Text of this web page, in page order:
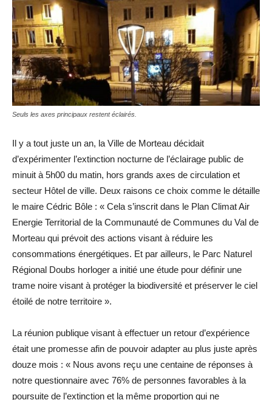
Seuls les axes principaux restent éclairés.
Il y a tout juste un an, la Ville de Morteau décidait
d’expérimenter l’extinction nocturne de l’éclairage public de
minuit à 5h00 du matin, hors grands axes de circulation et
secteur Hôtel de ville. Deux raisons ce choix comme le détaille
le maire Cédric Bôle : « Cela s’inscrit dans le Plan Climat Air
Energie Territorial de la Communauté de Communes du Val de
Morteau qui prévoit des actions visant à réduire les
consommations énergétiques. Et par ailleurs, le Parc Naturel
Régional Doubs horloger a initié une étude pour définir une
trame noire visant à protéger la biodiversité et préserver le ciel
étoilé de notre territoire ».
La réunion publique visant à effectuer un retour d’expérience
était une promesse afin de pouvoir adapter au plus juste après
douze mois : « Nous avons reçu une centaine de réponses à
notre questionnaire avec 76% de personnes favorables à la
poursuite de l’extinction et la même proportion qui ne